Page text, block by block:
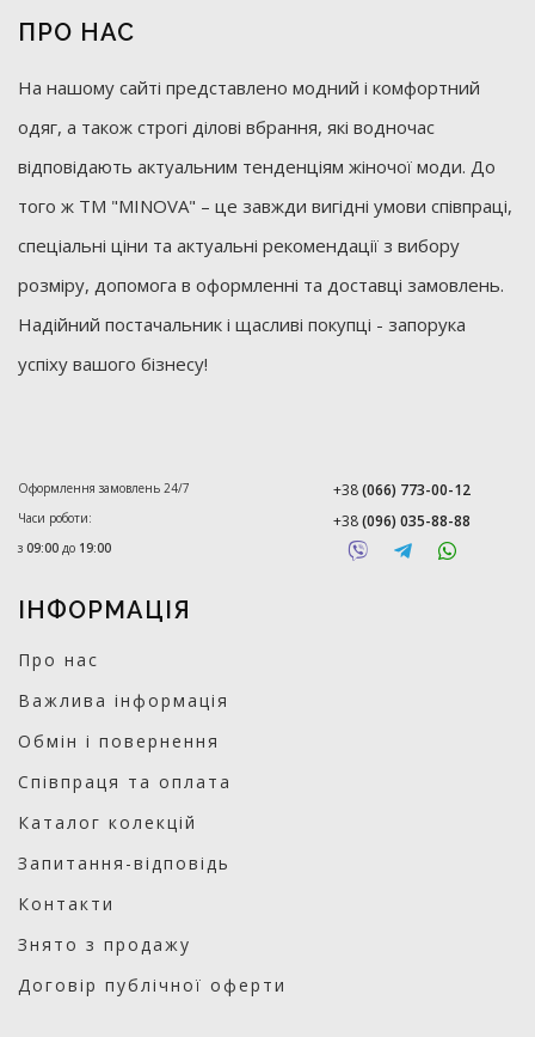
ПРО НАС
На нашому сайті представлено модний і комфортний
одяг, а також строгі ділові вбрання, які водночас
відповідають актуальним тенденціям жіночої моди. До
того ж ТМ "MINOVA" – це завжди вигідні умови співпраці,
спеціальні ціни та актуальні рекомендації з вибору
розміру, допомога в оформленні та доставці замовлень.
Надійний постачальник і щасливі покупці - запорука
успіху вашого бізнесу!
Оформлення замовлень 24/7
Часи роботи:
з 09:00 до 19:00
+38(066) 773-00-12
+38(096) 035-88-88
ІНФОРМАЦІЯ
Про нас
Важлива інформація
Обмін і повернення
Співпраця та оплата
Каталог колекцій
Запитання-відповідь
Контакти
Знято з продажу
Договір публічної оферти